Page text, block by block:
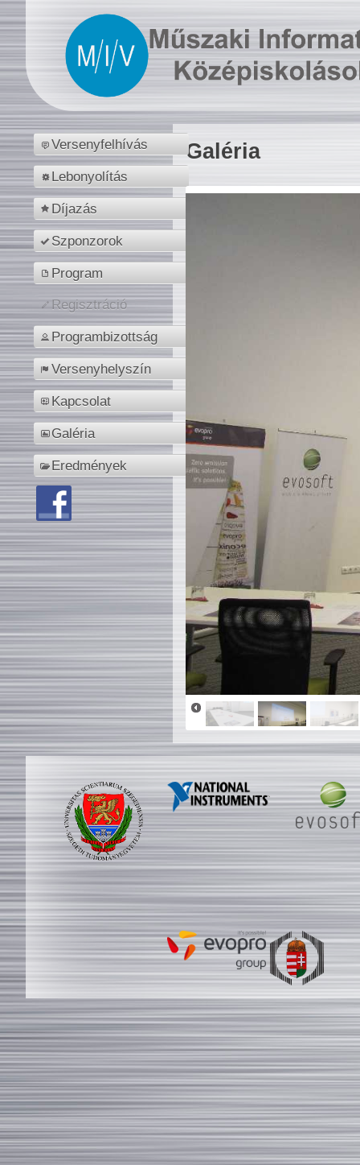
Versenyfelhívás
Lebonyolítás
Díjazás
Szponzorok
Program
Regisztráció
Programbizottság
Versenyhelyszín
Kapcsolat
Galéria
Eredmények
Galéria